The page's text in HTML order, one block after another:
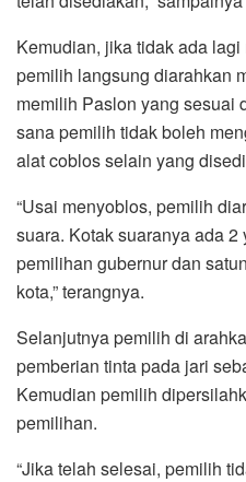
Kemudian, jika tidak ada
pemilih langsung diarahkan
memilih Paslon yang sesuai
sana pemilih tidak boleh
alat coblos selain yang
“Usai menyoblos, pemilih
suara. Kotak suaranya ada
pemilihan gubernur dan
kota,” terangnya.
Selanjutnya pemilih di
pemberian tinta pada jari
Kemudian pemilih
pemilihan.
“Jika telah selesai, pemilih